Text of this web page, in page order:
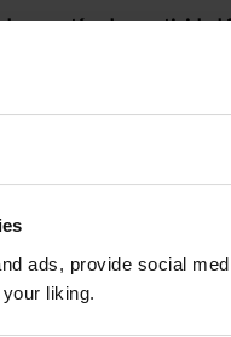
ads, provide social
liking.
empatía y la creatividad
parahacer del bienestar